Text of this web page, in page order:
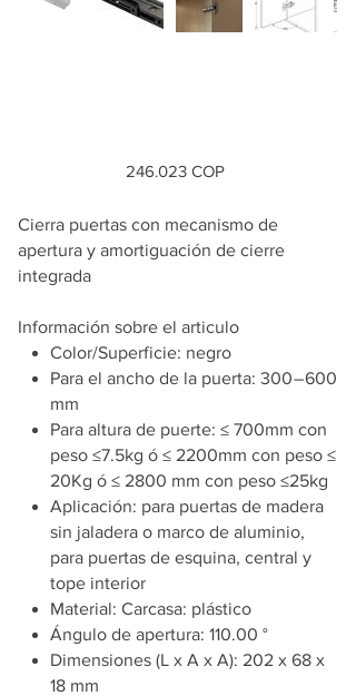
Precio
246.023 COP
Cierra puertas con mecanismo de
apertura y amortiguación de cierre
integrada
Información sobre el articulo
Color/Superficie: negro
Para el ancho de la puerta: 300 – 600
mm
Para altura de puerte: ≤ 700mm con
peso ≤7.5kg ó ≤ 2200mm con peso ≤
20Kg ó ≤ 2800 mm con peso ≤25kg
Aplicación: para puertas de madera
sin jaladera o marco de aluminio,
para puertas de esquina, central y
tope interior
Material: Carcasa: plástico
Ángulo de apertura: 110.00 °
Dimensiones (L x A x A): 202 x 68 x
18 mm